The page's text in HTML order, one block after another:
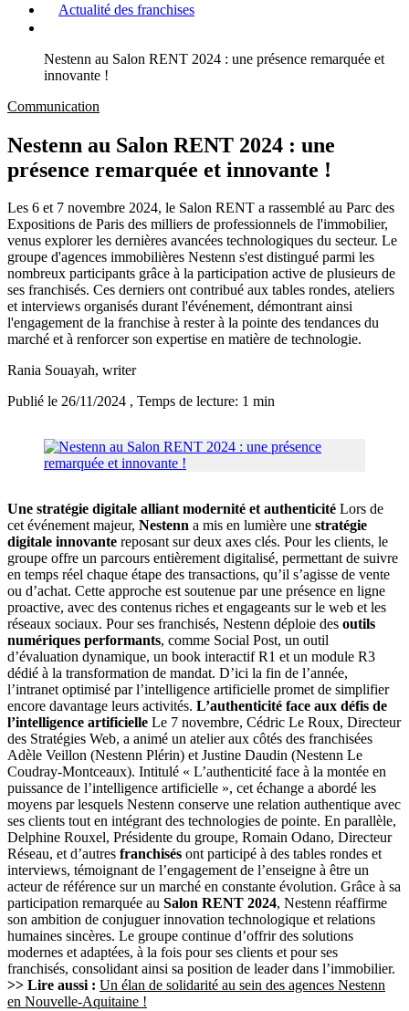
Actualité des franchises
Nestenn au Salon RENT 2024 : une présence remarquée et
innovante !
Communication
Nestenn au Salon RENT 2024 : une
présence remarquée et innovante !
Les 6 et 7 novembre 2024, le Salon RENT a rassemblé au Parc des
Expositions de Paris des milliers de professionnels de l'immobilier,
venus explorer les dernières avancées technologiques du secteur. Le
groupe d'agences immobilières Nestenn s'est distingué parmi les
nombreux participants grâce à la participation active de plusieurs de
ses franchisés. Ces derniers ont contribué aux tables rondes, ateliers
et interviews organisés durant l'événement, démontrant ainsi
l'engagement de la franchise à rester à la pointe des tendances du
marché et à renforcer son expertise en matière de technologie.
Rania Souayah, writer
Publié le 26/11/2024 , Temps de lecture: 1 min
Une stratégie digitale alliant modernité et authenticité Lors de
cet événement majeur, Nestenn a mis en lumière une stratégie
digitale innovante reposant sur deux axes clés. Pour les clients, le
groupe offre un parcours entièrement digitalisé, permettant de suivre
en temps réel chaque étape des transactions, qu’il s’agisse de vente
ou d’achat. Cette approche est soutenue par une présence en ligne
proactive, avec des contenus riches et engageants sur le web et les
réseaux sociaux. Pour ses franchisés, Nestenn déploie des outils
numériques performants, comme Social Post, un outil
d’évaluation dynamique, un book interactif R1 et un module R3
dédié à la transformation de mandat. D’ici la fin de l’année,
l’intranet optimisé par l’intelligence artificielle promet de simplifier
encore davantage leurs activités. L’authenticité face aux défis de
l’intelligence artificielle Le 7 novembre, Cédric Le Roux, Directeur
des Stratégies Web, a animé un atelier aux côtés des franchisées
Adèle Veillon (Nestenn Plérin) et Justine Daudin (Nestenn Le
Coudray-Montceaux). Intitulé « L’authenticité face à la montée en
puissance de l’intelligence artificielle », cet échange a abordé les
moyens par lesquels Nestenn conserve une relation authentique avec
ses clients tout en intégrant des technologies de pointe. En parallèle,
Delphine Rouxel, Présidente du groupe, Romain Odano, Directeur
Réseau, et d’autres franchisés ont participé à des tables rondes et
interviews, témoignant de l’engagement de l’enseigne à être un
acteur de référence sur un marché en constante évolution. Grâce à sa
participation remarquée au Salon RENT 2024, Nestenn réaffirme
son ambition de conjuguer innovation technologique et relations
humaines sincères. Le groupe continue d’offrir des solutions
modernes et adaptées, à la fois pour ses clients et pour ses
franchisés, consolidant ainsi sa position de leader dans l’immobilier.
>> Lire aussi : Un élan de solidarité au sein des agences Nestenn
en Nouvelle-Aquitaine !